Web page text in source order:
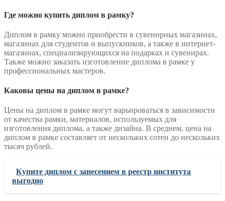
Где можно купить диплом в рамку?
Диплом в рамку можно приобрести в сувенирных магазинах,
магазинах для студентов и выпускников, а также в интернет-
магазинах, специализирующихся на подарках и сувенирах.
Также можно заказать изготовление диплома в рамке у
профессиональных мастеров.
Каковы цены на диплом в рамке?
Цены на диплом в рамке могут варьироваться в зависимости
от качества рамки, материалов, используемых для
изготовления диплома, а также дизайна. В среднем, цена на
диплом в рамке составляет от нескольких сотен до нескольких
тысяч рублей.
Купите диплом с занесением в реестр института
выгодно